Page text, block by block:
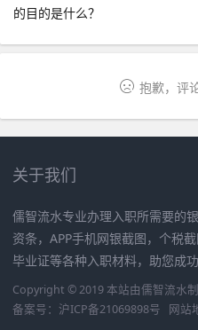
的目的是什么？
抱歉，评
关于我们
儒智流水专业办理入职所需要的
资条，APP手机网银截图，个税
毕业证等各种入职材料，助您成
Copyright © 2019 本站由儒智流水
备案号： 沪ICP备21069898号 网站